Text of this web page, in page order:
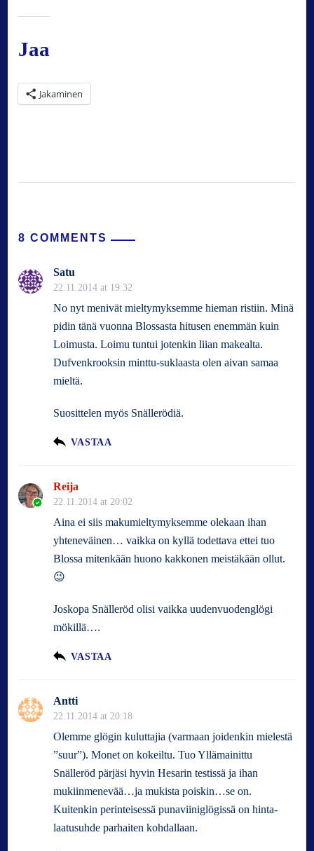
Jaa
Jakaminen
8 COMMENTS
Satu
22.11.2014 at 19:32
No nyt menivät mieltymyksemme hieman ristiin. Minä
pidin tänä vuonna Blossasta hitusen enemmän kuin
Loimusta. Loimu tuntui jotenkin liian makealta.
Dufvenkrooksin minttu-suklaasta olen aivan samaa
mieltä.
Suosittelen myös Snällerödiä.
VASTAA
Reija
22.11.2014 at 20:02
Aina ei siis makumieltymyksemme olekaan ihan
yhteneväinen… vaikka on kyllä todettava ettei tuo
Blossa mitenkään huono kakkonen meistäkään ollut.
😉
Joskopa Snälleröd olisi vaikka uudenvuodenglögi
mökillä….
VASTAA
Antti
22.11.2014 at 20:18
Olemme glögin kuluttajia (varmaan joidenkin mielestä
”suur”). Monet on kokeiltu. Tuo Yllämainittu
Snälleröd pärjäsi hyvin Hesarin testissä ja ihan
mukiinmenevää…ja mukista poiskin…se on.
Kuitenkin perinteisessä punaviiniglögissä on hinta-
laatusuhde parhaiten kohdallaan.